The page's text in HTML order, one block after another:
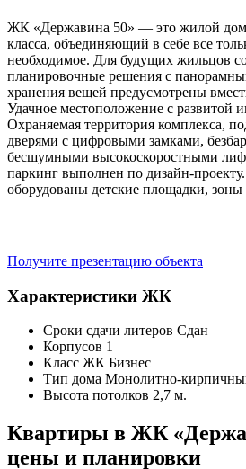
ЖК «Державина 50» — это жилой дом
класса, объединяющий в себе все
необходимое. Для будущих жильцов
планировочные решения с
хранения вещей предусмотрены
Удачное местоположение с развитой
Охраняемая территория комплекса,
дверями с цифровыми замками,
бесшумными высокоскоростными
паркинг выполнен по дизайн-
оборудованы детские площадки, зоны
Получите презентацию объекта
Характеристики ЖК
Сроки сдачи литеров Сдан
Корпусов 1
Класс ЖК Бизнес
Тип дома Монолитно-
Высота потолков 2,7 м.
Квартиры в ЖК
цены и планировки